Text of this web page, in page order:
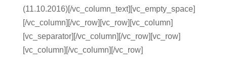
(11.10.2016)[/vc_column_text][vc_empty_space]
[/vc_column][/vc_row][vc_row][vc_column]
[vc_separator][/vc_column][/vc_row][vc_row]
[vc_column][/vc_column][/vc_row]